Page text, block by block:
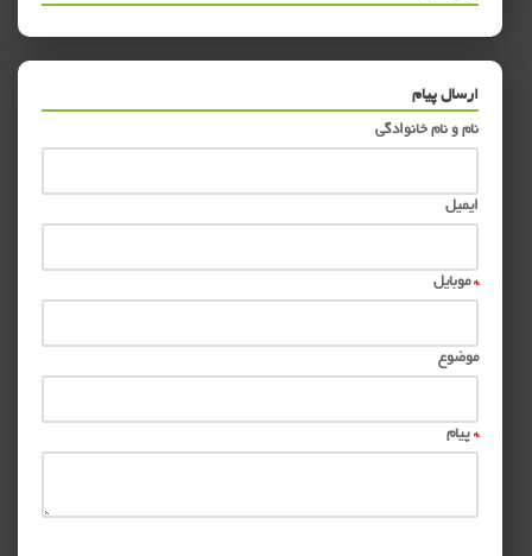
ارسال پیام
نام و نام خانوادگی
ایمیل
*موبایل
موضوع
* پیام